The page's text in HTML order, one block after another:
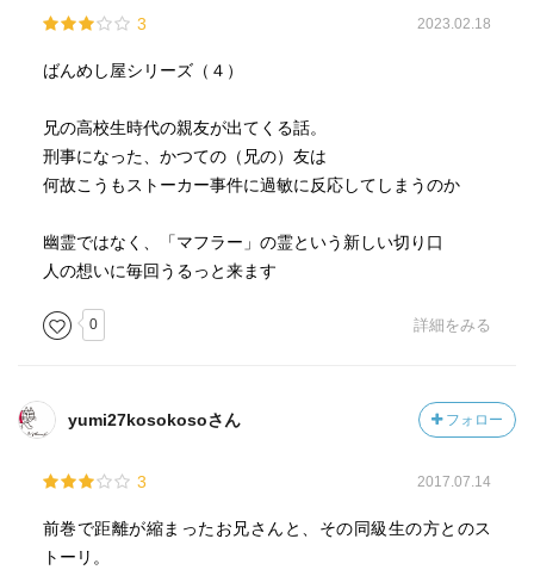
3 2023.02.18
ばんめし屋シリーズ（４）
兄の高校生時代の親友が出てくる話。
刑事になった、かつての（兄の）友は
何故こうもストーカー事件に過敏に反応してしまうのか
幽霊ではなく、「マフラー」の霊という新しい切り口
人の想いに毎回うるっと来ます
0 詳細をみる
yumi27kosokosoさん フォロー
3 2017.07.14
前巻で距離が縮まったお兄さんと、その同級生の方とのス
トーリ。